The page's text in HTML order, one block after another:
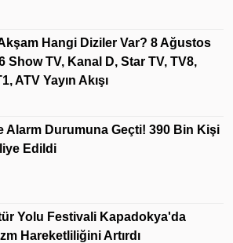
Hangi Diziler Var? 8 Ağustos
Show TV, Kanal D, Star TV, TV8,
ATV Yayın Akışı
Alarm Durumuna Geçti! 390 Bin Kişi
Edildi
Yolu Festivali Kapadokya'da
Hareketliliğini Artırdı